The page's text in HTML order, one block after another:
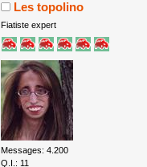
Les topolino
Fiatiste expert
Messages: 4.200
Q.I.: 11